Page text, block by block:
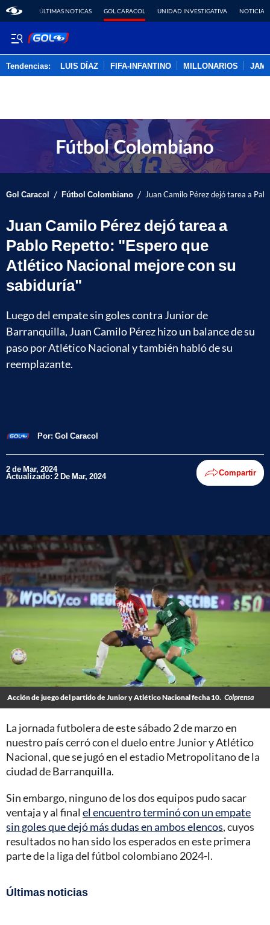
ÚLTIMAS NOTICAS GOL CARACOL UNIDAD INVESTIGATIVA NOTICIAS
Tendencias: LUIS DÍAZ FIFA-INFANTINO MILLONARIOS
Gol Caracol / Fútbol Colombiano / Juan Camilo Pérez dejó tarea a
Juan Camilo Pérez dejó tarea a
Pablo Repetto: "Espero que
Atlético Nacional mejore con su
sabiduría"
Luego del empate sin goles contra Junior de
Barranquilla, Juan Camilo Pérez hizo un balance de su
paso por Atlético Nacional y también habló de su
reemplazante.
Por: Gol Caracol
2 de Mar, 2024
Actualizado: 2 De Mar, 2024 Compartir
Acción de juego del partido de Junior y Atlético Nacional fecha 10. Colprensa
La jornada futbolera de este sábado 2 de marzo en
nuestro país cerró con el duelo entre Junior y Atlético
Nacional, que se jugó en el estadio Metropolitano de la
ciudad de Barranquilla.
Sin embargo, ninguno de los dos equipos pudo sacar
ventaja y al final el encuentro terminó con un empate
sin goles que dejó más dudas en ambos elencos, cuyos
resultados no han sido los esperados en este primera
parte de la liga del fútbol colombiano 2024-l.
Últimas noticias